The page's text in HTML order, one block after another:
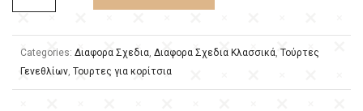
Categories: Διαφορα Σχεδια, Διαφορα Σχεδια Κλασσικά, Τούρτες
Γενεθλίων, Τουρτες για κορίτσια